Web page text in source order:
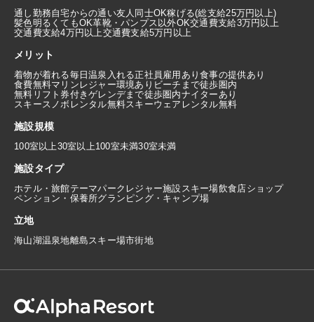
通し勤務自宅からの通い友人同士OK稼げる(総支給25万円以上)
髪色明るくてもOK革靴・パンプス以外OK交通費支給3万円以上
交通費支給4万円以上交通費支給5万円以上
メリット
着物が着れる毎日温泉入れる正社員雇用あり食事の提供あり
食費無料マリンレジャー環境あり ビーチまで徒歩圏内
無料リフト券付きゲレンデまで徒歩圏内ナイターあり
スキースノボレンタル無料スキーウェアレンタル無料
施設規模
100室以上30室以上100室未満30室未満
施設タイプ
ホテル・旅館テーマパーク レジャー施設スキー場飲食店ショップ
ペンション・保養所グランピング・キャンプ場
立地
海山湖温泉地離島スキー場市街地